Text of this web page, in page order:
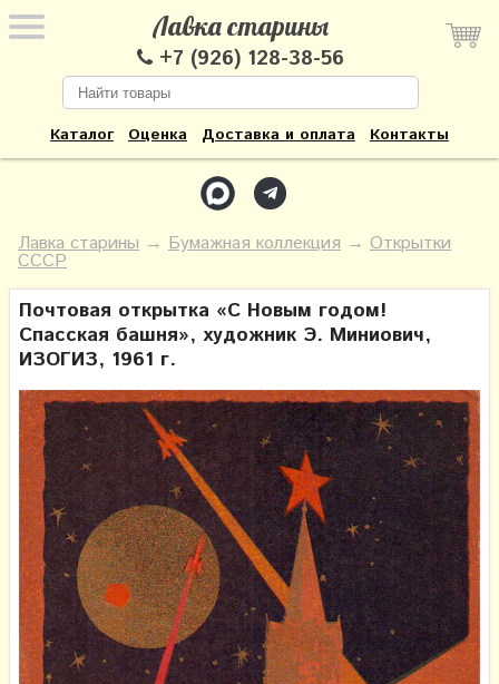
Лавка старины
+7 (926) 128-38-56
Каталог Оценка Доставка и оплата Контакты
Лавка старины → Бумажная коллекция → Открытки
СССР
Почтовая открытка «С Новым годом!
Спасская башня», художник Э. Миниович,
ИЗОГИЗ, 1961 г.